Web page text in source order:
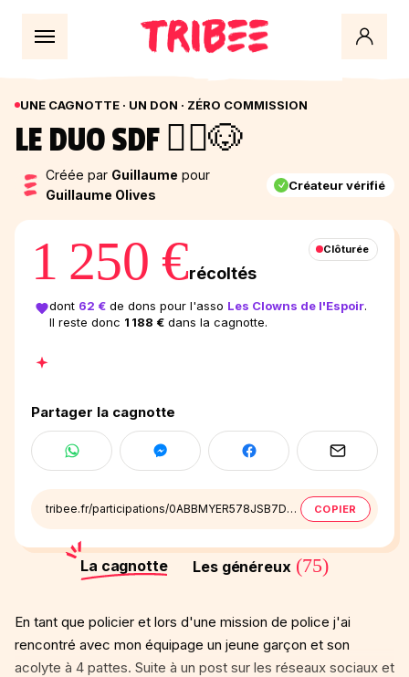
UNE CAGNOTTE · UN DON · ZÉRO COMMISSION
LE DUO SDF 🧔‍♀️🐶
Créée par Guillaume pour
Guillaume Olives
Créateur vérifié
La cagnotte Les généreux (75)
En tant que policier et lors d'une mission de police j'ai
rencontré avec mon équipage un jeune garçon et son
acolyte à 4 pattes. Suite à un post sur les réseaux sociaux et
1 250 €récoltés
Clôturée
dont 62 € de dons pour l'asso Les Clowns de l'Espoir.
Il reste donc 1 188 € dans la cagnotte.
Partager la cagnotte
tribee.fr/participations/0ABBMYER578JSB7DP4RX7SQEH7 COPIER